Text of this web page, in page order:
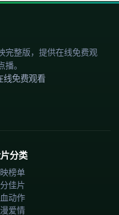
完整版，提供在线免费观
。
线免费观看
分类
榜单
佳片
动作
爱情